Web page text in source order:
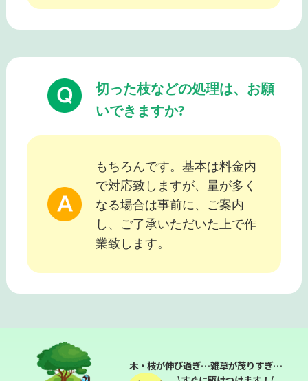
切った枝などの処理は、お願
いできますか?
もちろんです。基本は料金内
で対応致しますが、量が多く
なる場合は事前に、ご案内
し、ご了承いただいた上で作
業致します。
木・枝が伸び過ぎ…雑草が茂りすぎ…